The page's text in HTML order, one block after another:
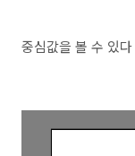
중심값을 볼 수 있다